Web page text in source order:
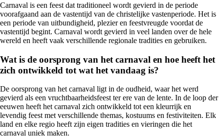
Carnaval is een feest dat traditioneel wordt gevierd in de periode
voorafgaand aan de vastentijd van de christelijke vastenperiode. Het is
een periode van uitbundigheid, plezier en feestvreugde voordat de
vastentijd begint. Carnaval wordt gevierd in veel landen over de hele
wereld en heeft vaak verschillende regionale tradities en gebruiken.
Wat is de oorsprong van het carnaval en hoe heeft het
zich ontwikkeld tot wat het vandaag is?
De oorsprong van het carnaval ligt in de oudheid, waar het werd
gevierd als een vruchtbaarheidsfeest ter ere van de lente. In de loop der
eeuwen heeft het carnaval zich ontwikkeld tot een kleurrijk en
levendig feest met verschillende themas, kostuums en festiviteiten. Elk
land en elke regio heeft zijn eigen tradities en vieringen die het
carnaval uniek maken.